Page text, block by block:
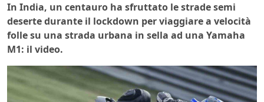
In India, un centauro ha sfruttato le strade semi
deserte durante il lockdown per viaggiare a velocità
folle su una strada urbana in sella ad una Yamaha
M1: il video.